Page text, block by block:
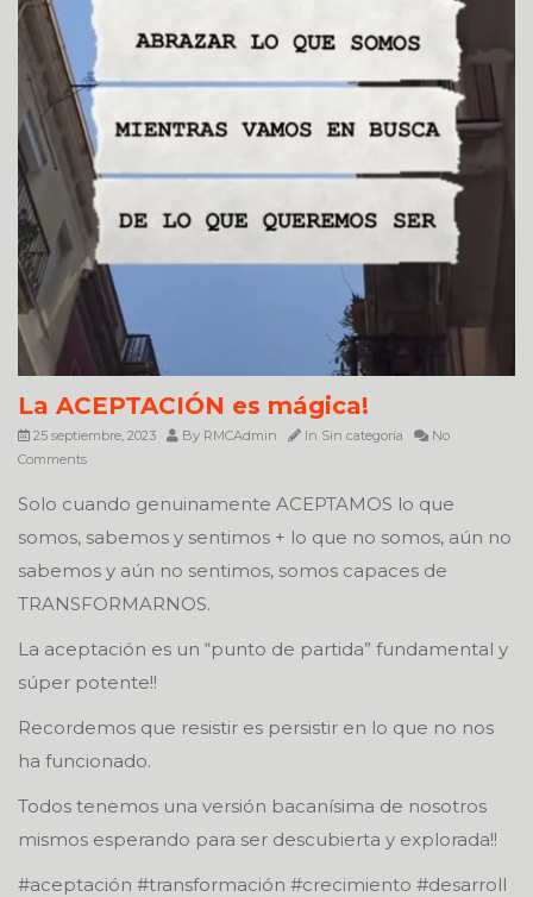
La ACEPTACIÓN es mágica!
25 septiembre, 2023 By RMCAdmin In Sin categoría
No
Comments
Solo cuando genuinamente ACEPTAMOS lo que
somos, sabemos y sentimos + lo que no somos, aún no
sabemos y aún no sentimos, somos capaces de
TRANSFORMARNOS.
La aceptación es un “punto de partida” fundamental y
súper potente!!
Recordemos que resistir es persistir en lo que no nos
ha funcionado.
Todos tenemos una versión bacanísima de nosotros
mismos esperando para ser descubierta y explorada!!
#aceptación #transformación #crecimiento #desarroll